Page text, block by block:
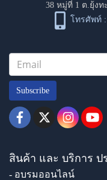
38 หมู่ที่ 1 ต.ยุ้งท
โทรศัพท์ :
Subscribe
สินค้า และ บริการ ป
- อบรมออนไลน์